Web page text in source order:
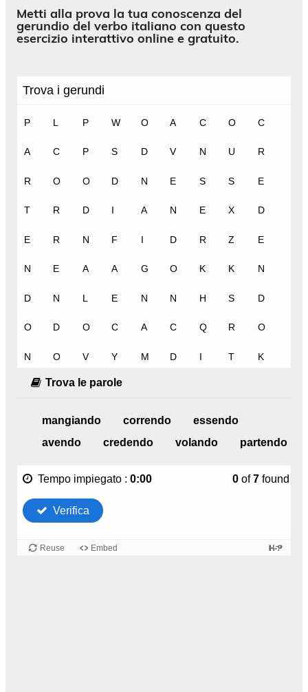
Metti alla prova la tua conoscenza del
gerundio del verbo italiano con questo
esercizio interattivo online e gratuito.